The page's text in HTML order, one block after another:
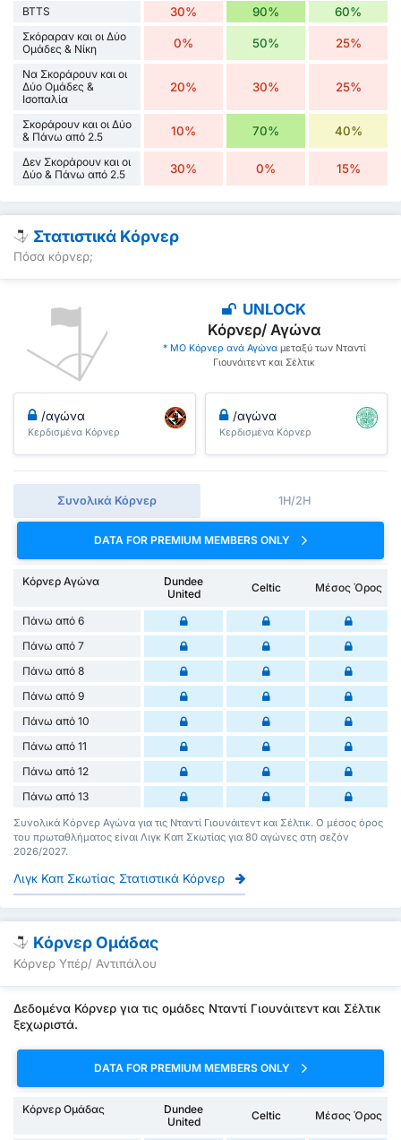
BTTS 30% 90% 60%
Σκόραραν και οι Δύο
Ομάδες & Νίκη
0% 50% 25%
Να Σκοράρουν και οι
Δύο Ομάδες &
Ισοπαλία
20% 30% 25%
Σκοράρουν και οι Δύο
& Πάνω από 2.5
10% 70% 40%
Δεν Σκοράρουν και οι
Δύο & Πάνω από 2.5
30% 0% 15%
Στατιστικά Κόρνερ
Πόσα κόρνερ;
UNLOCK
Κόρνερ/ Αγώνα
* ΜΟ Κόρνερ ανά Αγώνα μεταξύ των Νταντί
Γιουνάιτεντ και Σέλτικ
/αγώνα
Κερδισμένα Κόρνερ
/αγώνα
Κερδισμένα Κόρνερ
Συνολικά Κόρνερ 1H/2H
DATA FOR PREMIUM MEMBERS ONLY
Κόρνερ Αγώνα
Dundee
United
Celtic Μέσος Όρος
Πάνω από 6
Πάνω από 7
Πάνω από 8
Πάνω από 9
Πάνω από 10
Πάνω από 11
Πάνω από 12
Πάνω από 13
Συνολικά Κόρνερ Αγώνα για τις Νταντί Γιουνάιτεντ και Σέλτικ. Ο μέσος όρος
του πρωταθλήματος είναι Λιγκ Καπ Σκωτίας για 80 αγώνες στη σεζόν
2026/2027.
Λιγκ Καπ Σκωτίας Στατιστικά Κόρνερ
Κόρνερ Ομάδας
Κόρνερ Υπέρ/ Αντιπάλου
Δεδομένα Κόρνερ για τις ομάδες Νταντί Γιουνάιτεντ και Σέλτικ
ξεχωριστά.
DATA FOR PREMIUM MEMBERS ONLY
Κόρνερ Ομάδας
Dundee
United
Celtic Μέσος Όρος